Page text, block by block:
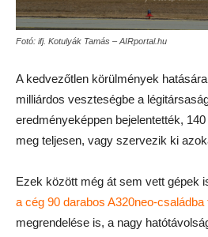
Fotó: ifj. Kotulyák Tamás – AIRportal.hu
A kedvezőtlen körülmények
milliárdos veszteségbe a
eredményeképpen bejelentették,
meg teljesen, vagy szervezik ki
Ezek között még át sem vett gépek
a cég 90 darabos A320neo-családba
megrendelése is, a nagy